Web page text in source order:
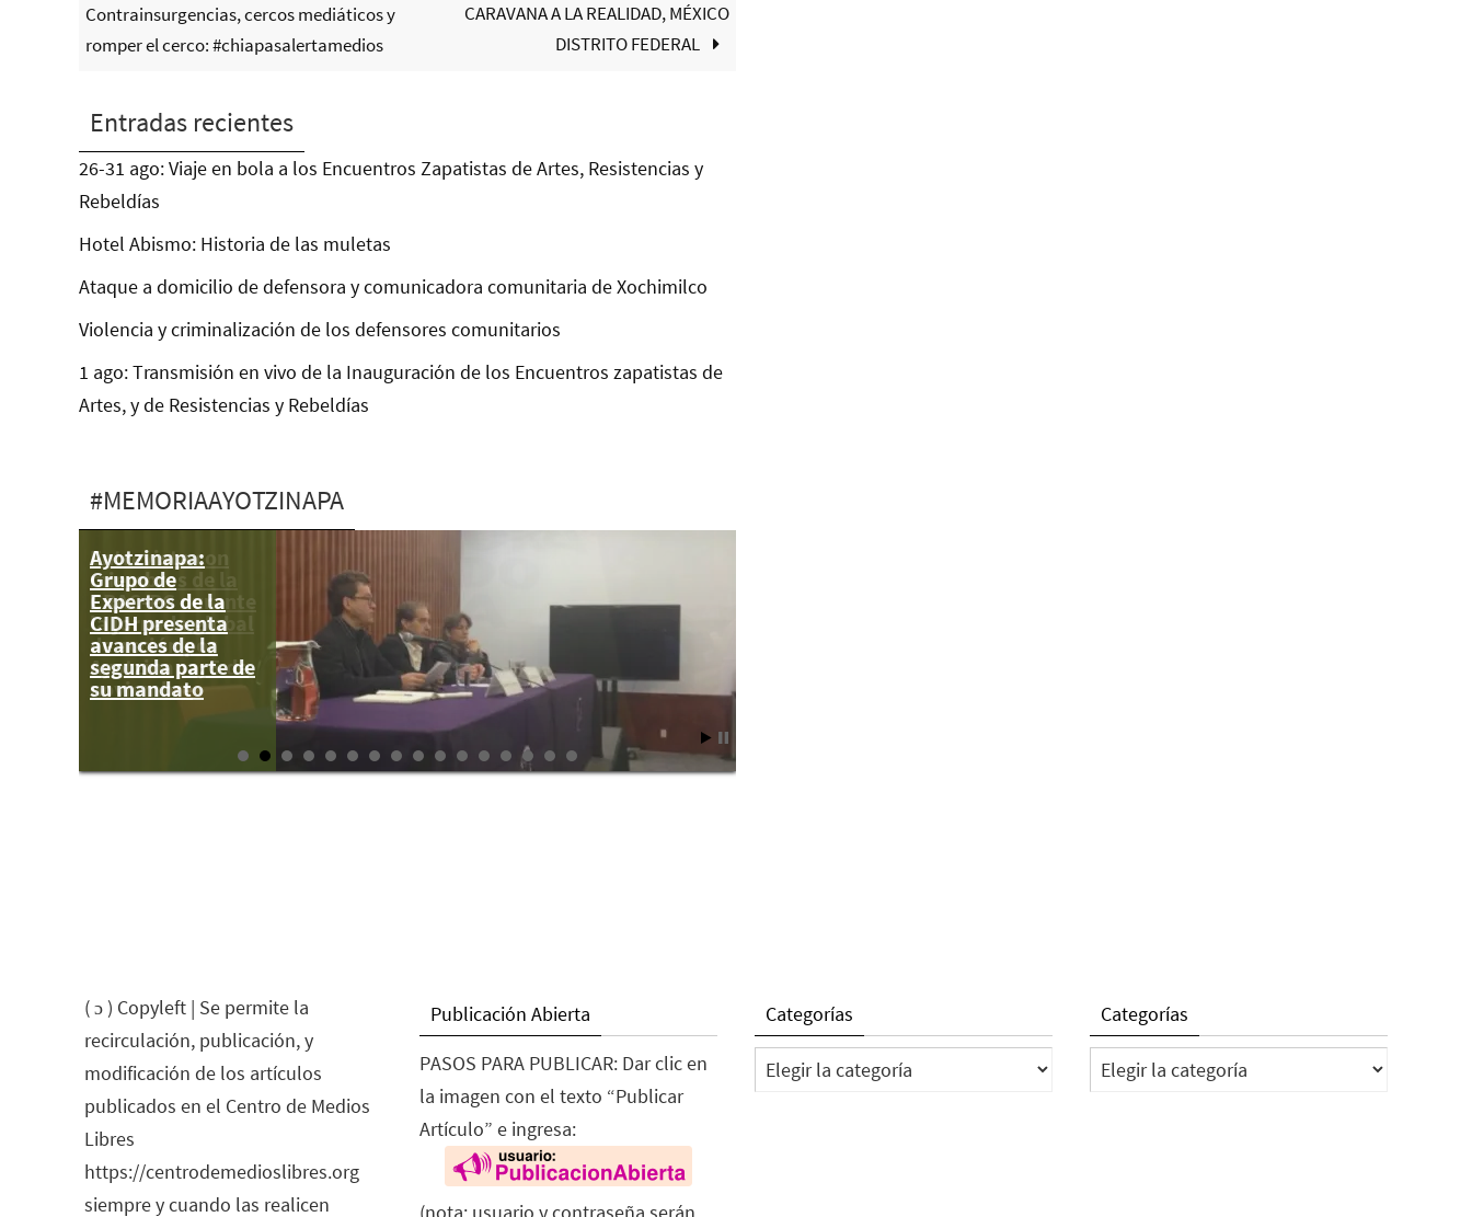
Contrainsurgencias, cercos mediáticos y
romper el cerco: #‎chiapasalertamedios
CARAVANA A LA REALIDAD, MÉXICO
DISTRITO FEDERAL
Entradas recientes
26-31 ago: Viaje en bola a los Encuentros Zapatistas de Artes, Resistencias y
Rebeldías
Hotel Abismo: Historia de las muletas
Ataque a domicilio de defensora y comunicadora comunitaria de Xochimilco
Violencia y criminalización de los defensores comunitarios
1 ago: Transmisión en vivo de la Inauguración de los Encuentros zapatistas de
Artes, y de Resistencias y Rebeldías
#MEMORIAAYOTZINAPA
Ayotzinapa:
Grupo de
Expertos de la
CIDH presenta
avances de la
segunda parte de
su mandato
Entrevista con
miembros de la
CRAC-PC durante
la jornada global
de acción por
Ayotzinapa; 5 de
noviembre
( ɔ ) Copyleft | Se permite la
recirculación, publicación, y
modificación de los artículos
publicados en el Centro de Medios
Libres
https://centrodemedioslibres.org
siempre y cuando las realicen
Publicación Abierta
PASOS PARA PUBLICAR: Dar clic en
la imagen con el texto “Publicar
Artículo” e ingresa:
Categorías
Categorías
Categorías
Categorías